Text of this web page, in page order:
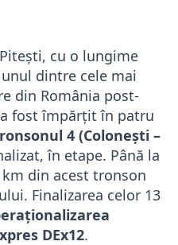
cu o lungime
dintre cele mai
din România post-
fost împărțit în patru
4 (Colonești –
în etape. Până la
din acest tronson
Finalizarea celor 13
DEx12.